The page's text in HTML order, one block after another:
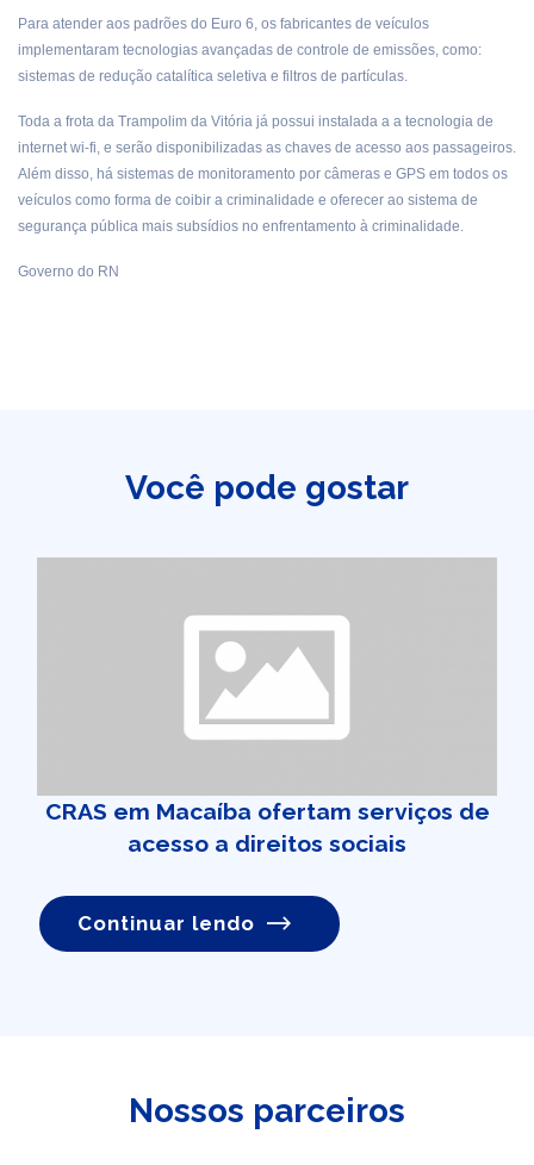
Para atender aos padrões do Euro 6, os fabricantes de veículos
implementaram tecnologias avançadas de controle de emissões, como:
sistemas de redução catalítica seletiva e filtros de partículas.
Toda a frota da Trampolim da Vitória já possui instalada a a tecnologia de
internet wi-fi, e serão disponibilizadas as chaves de acesso aos passageiros.
Além disso, há sistemas de monitoramento por câmeras e GPS em todos os
veículos como forma de coibir a criminalidade e oferecer ao sistema de
segurança pública mais subsídios no enfrentamento à criminalidade.
Governo do RN
Você pode gostar
CRAS em Macaíba ofertam serviços de
acesso a direitos sociais
Continuar lendo
Nossos parceiros